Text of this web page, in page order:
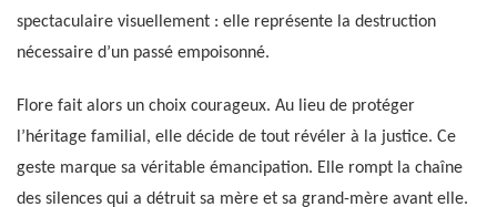
spectaculaire visuellement : elle représente la destruction
nécessaire d’un passé empoisonné.
Flore fait alors un choix courageux. Au lieu de protéger
l’héritage familial, elle décide de tout révéler à la justice. Ce
geste marque sa véritable émancipation. Elle rompt la chaîne
des silences qui a détruit sa mère et sa grand-mère avant elle.